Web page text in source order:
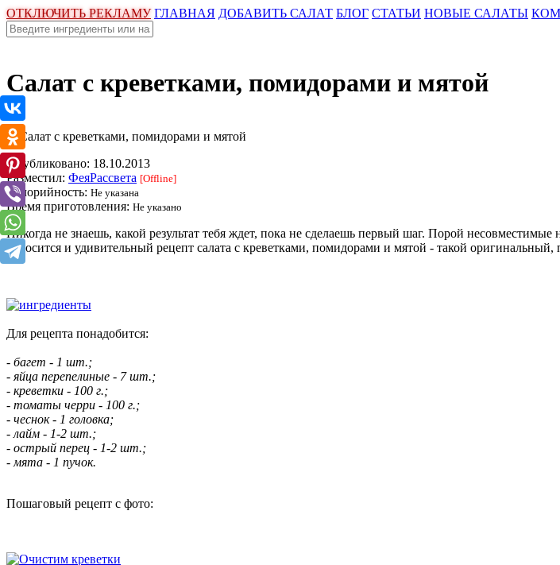
ОТКЛЮЧИТЬ РЕКЛАМУ ГЛАВНАЯ ДОБАВИТЬ САЛАТ БЛОГ СТАТЬИ НОВЫЕ САЛАТЫ
Салат с креветками, помидорами и мятой
Опубликовано: 18.10.2013
Разместил: ФеяРассвета [Offline]
Калорийность: Не указана
Время приготовления: Не указано
Никогда не знаешь, какой результат тебя ждет, пока не сделаешь первый шаг. Порой
относится и удивительный рецепт салата с креветками, помидорами и мятой - такой оригинальный,
Для рецепта понадобится:
- багет - 1 шт.;
- яйца перепелиные - 7 шт.;
- креветки - 100 г.;
- томаты черри - 100 г.;
- чеснок - 1 головка;
- лайм - 1-2 шт.;
- острый перец - 1-2 шт.;
- мята - 1 пучок.
Пошаговый рецепт с фото: